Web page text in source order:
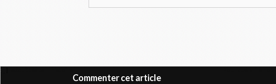
Commenter cet article